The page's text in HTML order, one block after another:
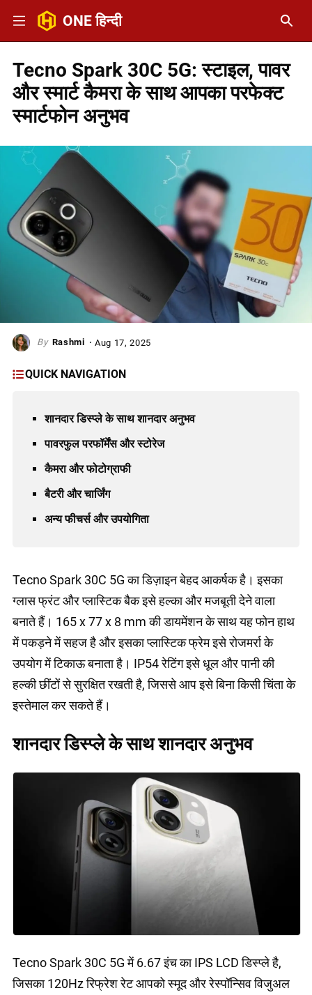
ONE हिन्दी
Tecno Spark 30C 5G: स्टाइल, पावर
और स्मार्ट कैमरा के साथ आपका परफेक्ट
स्मार्टफोन अनुभव
Rashmi Aug 17, 2025
QUICK NAVIGATION
शानदार डिस्प्ले के साथ शानदार अनुभव
पावरफुल परफॉर्मेंस और स्टोरेज
कैमरा और फोटोग्राफी
बैटरी और चार्जिंग
अन्य फीचर्स और उपयोगिता
Tecno Spark 30C 5G का डिज़ाइन बेहद आकर्षक है। इसका
ग्लास फ्रंट और प्लास्टिक बैक इसे हल्का और मजबूती देने वाला
बनाते हैं। 165 x 77 x 8 mm की डायमेंशन के साथ यह फोन हाथ
में पकड़ने में सहज है और इसका प्लास्टिक फ्रेम इसे रोजमर्रा के
उपयोग में टिकाऊ बनाता है। IP54 रेटिंग इसे धूल और पानी की
हल्की छींटों से सुरक्षित रखती है, जिससे आप इसे बिना किसी चिंता के
इस्तेमाल कर सकते हैं।
शानदार डिस्प्ले के साथ शानदार अनुभव
Tecno Spark 30C 5G में 6.67 इंच का IPS LCD डिस्प्ले है,
जिसका 120Hz रिफ्रेश रेट आपको स्मूद और रेस्पॉन्सिव विजुअल